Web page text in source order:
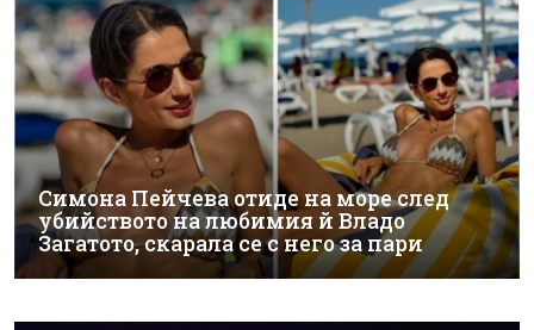
Симона Пейчева отиде на море след
убийството на любимия й Владо
Загатото, скарала се с него за пари